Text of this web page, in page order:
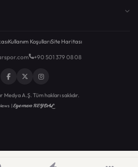
Kullanım KoşullarıSite Haritası
+90 501 379 08 08
A.Ş. Tüm hakları saklıdır.
|Egemen KEYDAL